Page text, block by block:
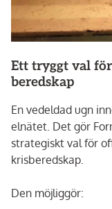
Ett tryggt val
beredskap
En vedeldad ugn
elnätet. Det gör
strategiskt val för
krisberedskap.
Den möjliggör: